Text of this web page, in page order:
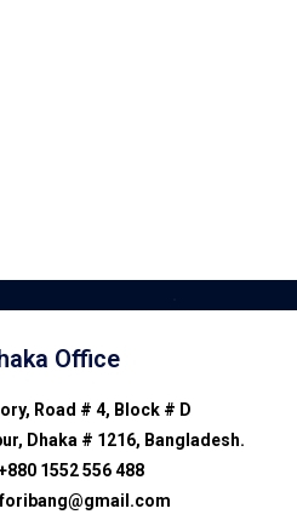
Office
Road # 4, Block # D
Dhaka # 1216, Bangladesh.
1552 556 488